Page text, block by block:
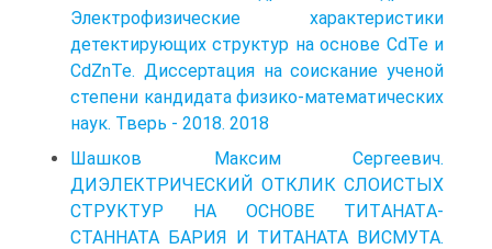
Электрофизические характеристики
детектирующих структур на основе CdTe и
CdZnTe. Диссертация на соискание ученой
степени кандидата физико-математических
наук. Тверь - 2018. 2018
Шашков Максим Сергеевич.
ДИЭЛЕКТРИЧЕСКИЙ ОТКЛИК СЛОИСТЫХ
СТРУКТУР НА ОСНОВЕ ТИТAHATА-
СТАННАТА БАРИЯ И ТИТАНАТА ВИСМУТА.